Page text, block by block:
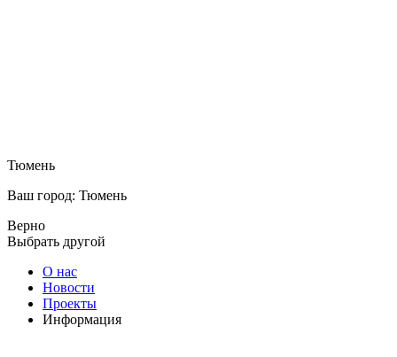
Тюмень
Ваш город: Тюмень
Верно
Выбрать другой
О нас
Новости
Проекты
Информация